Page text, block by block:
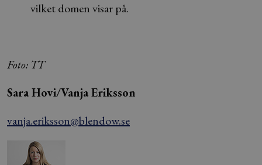
vilket domen visar på.
Foto: TT
Sara Hovi/Vanja Eriksson
vanja.eriksson@blendow.se